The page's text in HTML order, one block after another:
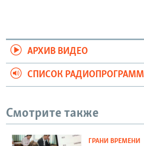
АРХИВ ВИДЕО
СПИСОК РАДИОПРОГРАММ
Смотрите также
ГРАНИ ВРЕМЕНИ